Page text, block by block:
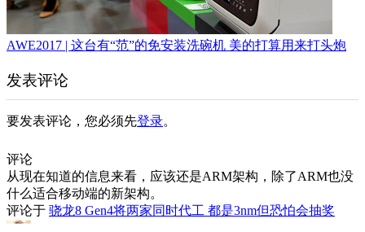
AWE2017 | 这台有“范”的免安装洗碗机 美的打算用来打头炮
发表评论
要发表评论，您必须先登录。
评论
从现在知道的信息来看，应该还是ARM架构，除了ARM也没
什么适合移动端的新架构。
评论于 骁龙8 Gen4将两家同时代工 都是3nm但恐怕会抽奖